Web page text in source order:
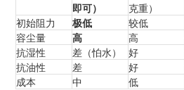
即可）
克重）
初始阻力 极低 较低
容尘量
高 高
抗湿性
差（怕水） 好
抗油性
差 好
成本
中 低